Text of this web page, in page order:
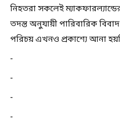
নিহতরা সকলেই
তদন্ত অনুযায়ী পারিবারিক
পরিচয় এখনও প্রকাশ্যে আনা
-
-
-
-